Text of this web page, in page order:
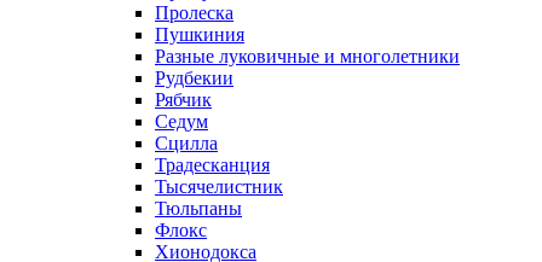
Пролеска
Пушкиния
Разные луковичные и многолетники
Рудбекии
Рябчик
Седум
Сцилла
Традесканция
Тысячелистник
Тюльпаны
Флокс
Хионодокса